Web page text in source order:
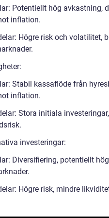
Potentiellt hög avkastning,
inflation.
Högre risk och volatilitet,
Stabil kassaflöde från
inflation.
Stora initiala
investeringar:
Diversifiering, potentiellt
Högre risk, mindre